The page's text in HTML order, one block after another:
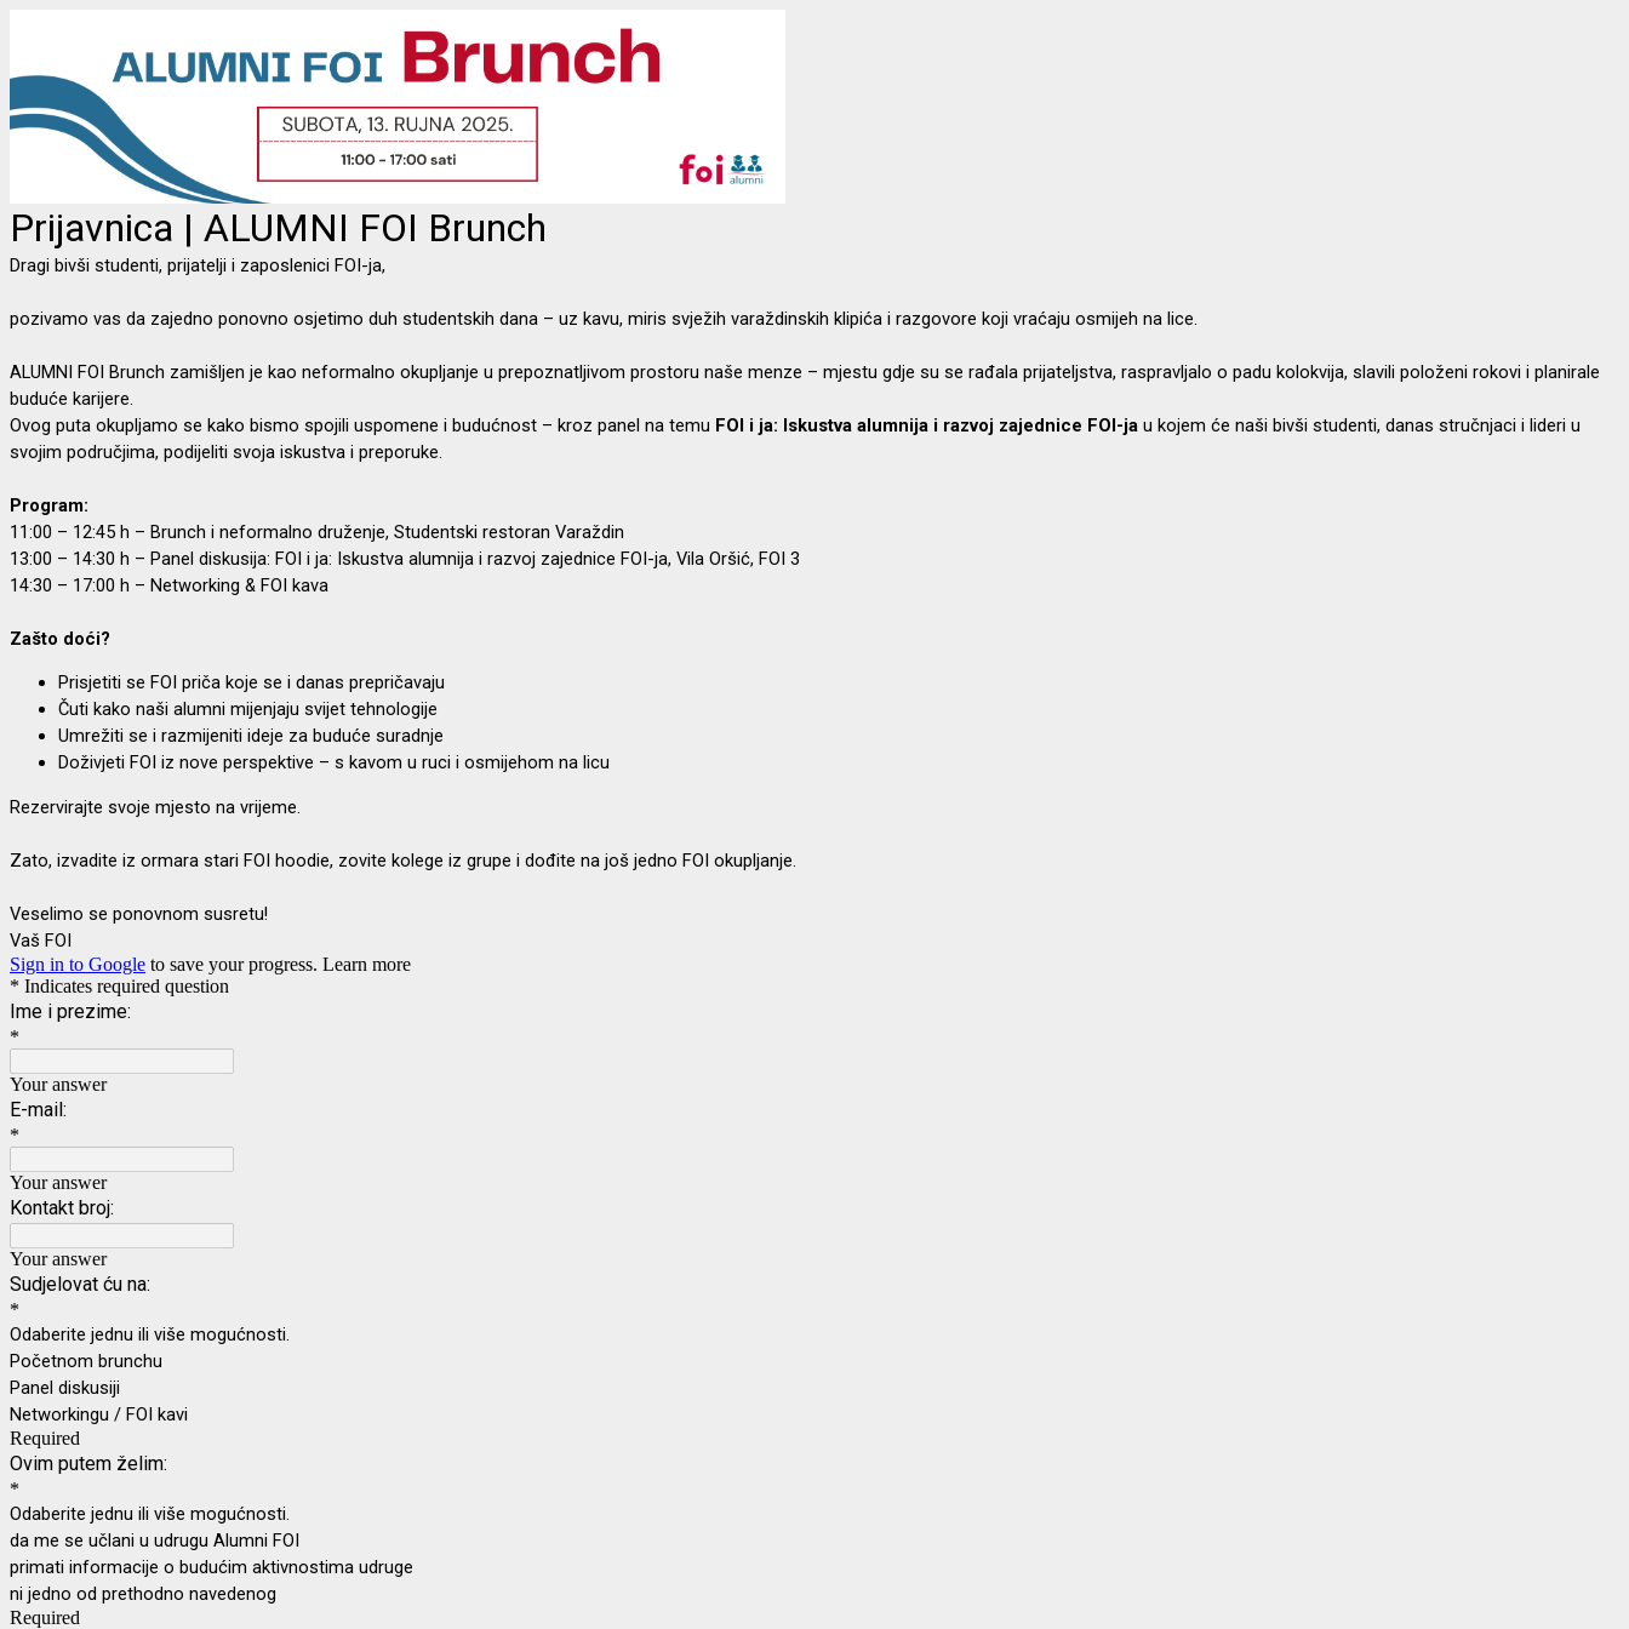
Prijavnica | ALUMNI FOI Brunch
Dragi bivši studenti, prijatelji i zaposlenici FOI-ja,
pozivamo vas da zajedno ponovno osjetimo duh studentskih dana – uz kavu, miris svježih varaždinskih klipića i razgovore koji vraćaju osmijeh na lice.
ALUMNI FOI Brunch zamišljen je kao neformalno okupljanje u prepoznatljivom prostoru naše menze – mjestu gdje su se rađala prijateljstva, raspravljalo o padu kolokvija, slavili položeni rokovi i planirale
buduće karijere.
Ovog puta okupljamo se kako bismo spojili uspomene i budućnost – kroz panel na temu FOI i ja: Iskustva alumnija i razvoj zajednice FOI-ja u kojem će naši bivši studenti, danas stručnjaci i lideri u
svojim područjima, podijeliti svoja iskustva i preporuke.
Program:
11:00 – 12:45 h – Brunch i neformalno druženje, Studentski restoran Varaždin
13:00 – 14:30 h – Panel diskusija: FOI i ja: Iskustva alumnija i razvoj zajednice FOI-ja, Vila Oršić, FOI 3
14:30 – 17:00 h – Networking & FOI kava
Zašto doći?
Prisjetiti se FOI priča koje se i danas prepričavaju
Čuti kako naši alumni mijenjaju svijet tehnologije
Umrežiti se i razmijeniti ideje za buduće suradnje
Doživjeti FOI iz nove perspektive – s kavom u ruci i osmijehom na licu
Rezervirajte svoje mjesto na vrijeme.
Zato, izvadite iz ormara stari FOI hoodie, zovite kolege iz grupe i dođite na još jedno FOI okupljanje.
Veselimo se ponovnom susretu!
Vaš FOI
Sign in to Google to save your progress. Learn more
* Indicates required question
Ime i prezime:
*
Your answer
E-mail:
*
Your answer
Kontakt broj:
Your answer
Sudjelovat ću na:
*
Odaberite jednu ili više mogućnosti.
Početnom brunchu
Panel diskusiji
Networkingu / FOI kavi
Required
Ovim putem želim:
*
Odaberite jednu ili više mogućnosti.
da me se učlani u udrugu Alumni FOI
primati informacije o budućim aktivnostima udruge
ni jedno od prethodno navedenog
Required